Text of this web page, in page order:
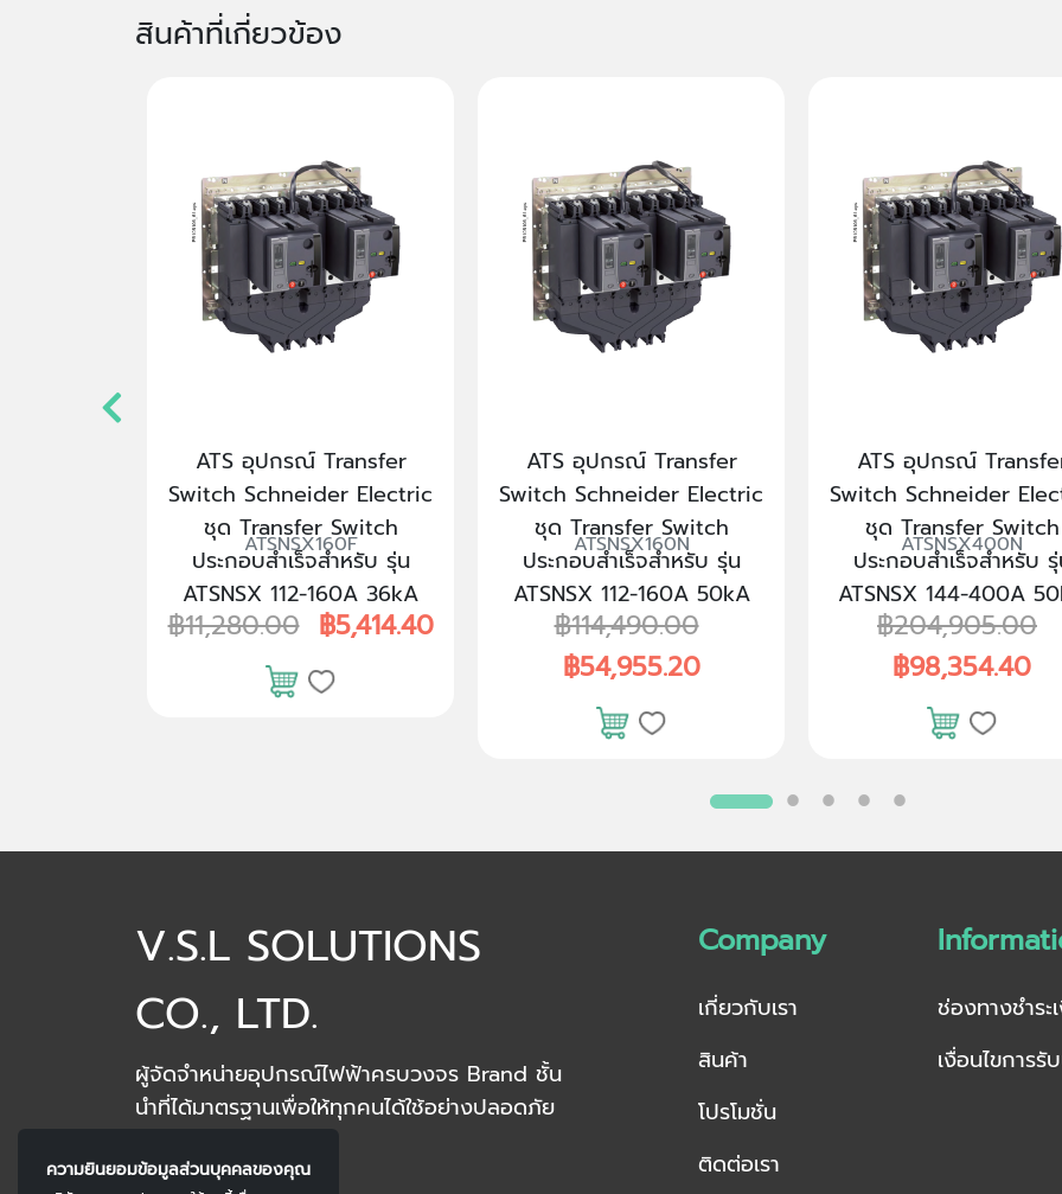
ความยินยอมข้อมูลส่วนบุคคลของคุณ
สินค้าที่เกี่ยวข้อง
ATS อุปกรณ์ Transfer
Switch Schneider Electric
ชุด Transfer Switch
ประกอบสำเร็จสำหรับ รุ่น
ATSNSX 112-160A 36kA
ATSNSX160F
฿11,280.00 ฿5,414.40
ATS อุปกรณ์ Transfer
Switch Schneider Electric
ชุด Transfer Switch
ประกอบสำเร็จสำหรับ รุ่น
ATSNSX 112-160A 50kA
ATSNSX160N
฿114,490.00
฿54,955.20
ATS อุปกรณ์
Switch Schneider
ชุด Transfer Switch
ประกอบสำเร็จสำหรับ
ATSNSX 144-400A
ATSNSX400N
฿204,905.00
฿98,354.40
V.S.L SOLUTIONS
CO., LTD.
ผู้จัดจำหน่ายอุปกรณ์ไฟฟ้าครบวงจร Brand ชั้น
นำที่ได้มาตรฐานเพื่อให้ทุกคนได้ใช้อย่างปลอดภัย
Company
เกี่ยวกับเรา
สินค้า
โปรโมชั่น
ติดต่อเรา
ช่องทางชำระ
เงื่อนไขการ